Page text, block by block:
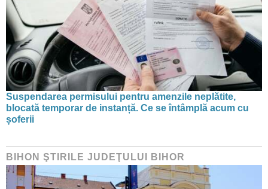
Suspendarea permisului pentru amenzile neplătite,
blocată temporar de instanță. Ce se întâmplă acum cu
șoferii
BIHON ŞTIRILE JUDEŢULUI BIHOR